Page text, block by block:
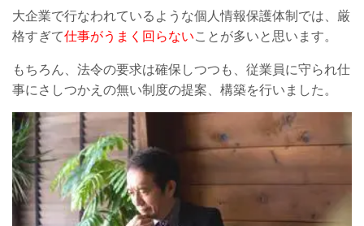
大企業で行なわれているような個人情報保護体制では、厳
格すぎて仕事がうまく回らないことが多いと思います。
もちろん、法令の要求は確保しつつも、従業員に守られ仕
事にさしつかえの無い制度の提案、構築を行いました。